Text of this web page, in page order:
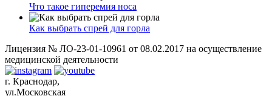
Что такое гиперемия носа
Как выбрать спрей для горла
Лицензия № ЛО-23-01-10961 от 08.02.2017 на осуществление
медицинской деятельности
г. Краснодар,
ул.Московская